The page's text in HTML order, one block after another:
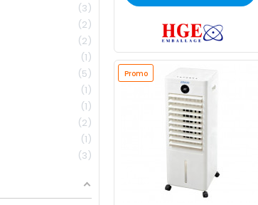
3
2
2
1
5
1
1
2
1
3
Promo